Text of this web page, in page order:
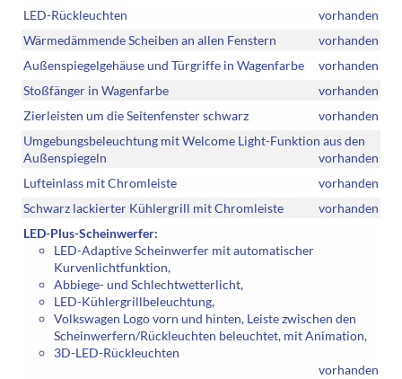
LED-Rückleuchten
vorhanden
Wärmedämmende Scheiben an allen Fenstern
vorhanden
Außenspiegelgehäuse und Türgriffe in Wagenfarbe
vorhanden
Stoßfänger in Wagenfarbe
vorhanden
Zierleisten um die Seitenfenster schwarz
vorhanden
Umgebungsbeleuchtung mit Welcome Light-Funktion aus den
Außenspiegeln
vorhanden
Lufteinlass mit Chromleiste
vorhanden
Schwarz lackierter Kühlergrill mit Chromleiste
vorhanden
LED-Plus-Scheinwerfer:
LED-Adaptive Scheinwerfer mit automatischer
Kurvenlichtfunktion,
Abbiege- und Schlechtwetterlicht,
LED-Kühlergrillbeleuchtung,
Volkswagen Logo vorn und hinten, Leiste zwischen den
Scheinwerfern/Rückleuchten beleuchtet, mit Animation,
3D-LED-Rückleuchten
vorhanden